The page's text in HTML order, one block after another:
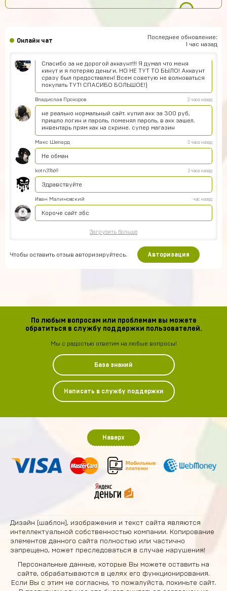
Онлайн чат
Последнее обновление:
1 час назад
Спасибо за не дорогой аккаунт!!! Я думал что меня
кинут и я потеряю деньги, НО НЕ ТУТ ТО БЫЛО! Аккаунт
сразу был предоставлен! Всем советую не волноваться
покупать ТУТ! СПАСИБО БОЛЬШОЕ!)
Владислав Прохоров 3 часа назад
не реально нормальный сайт. купил акк за 300 руб,
пришло логин и пароль, поменял пароль, в акк зашел.
инвентарь прям как на скрине. супер магазин
Макс Шепард 3 часа назад
Не обман
kotn37669 2 часа назад
Здравствуйте
Иван Малиновский час назад
Короче сайт збс
Загрузить больше
Чтобы оставить отзыв авторизируйтесь. Авторизация
По любым вопросам или проблемам вы можете
обратиться в службу поддержки пользователей.
Мы с радостью ответим на любые вопросы!
База знаний
Написать в службу поддержки
Наверх
Дизайн (шаблон), изображения и текст сайта являются
интеллектуальной собственностью компании. Копирование
элементов данного сайта полностью или частично
запрещено, может преследоваться в случае нарушения!
Персональные данные, которые Вы можете оставить на
сайте, обрабатываются в целях его функционирования.
Если Вы с этим не согласны, то пожалуйста, покиньте сайт.